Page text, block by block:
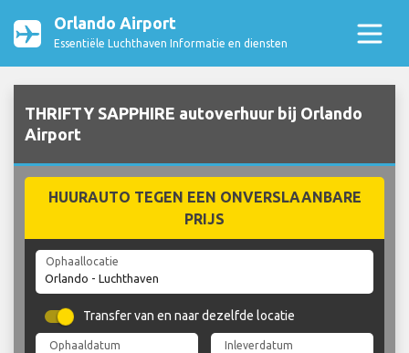
Orlando Airport
Essentiële Luchthaven Informatie en diensten
THRIFTY SAPPHIRE autoverhuur bij Orlando
Airport
HUURAUTO TEGEN EEN ONVERSLAANBARE
PRIJS
Ophaallocatie
Transfer van en naar dezelfde locatie
Ophaaldatum Inleverdatum